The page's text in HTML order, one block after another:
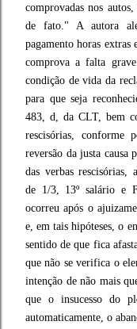
comprovadas nos
de fato." A autora
pagamento horas
comprova a falta
condição de vida da
para que seja
483, d, da CLT, bem
rescisórias, conforme
reversão da justa causa
das verbas rescisórias,
de 1/3, 13º salário e
ocorreu após o
e, em tais hipóteses, o
sentido de que fica
que não se verifica o
intenção de não mais
que o insucesso do
automaticamente, o